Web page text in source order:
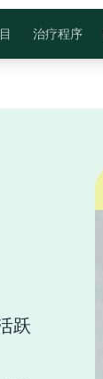
治疗程序
跃